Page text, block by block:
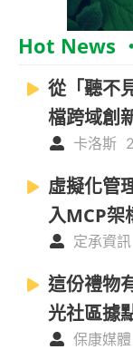
Hot News
從「聽不
檔跨域創
卡洛斯
虛擬化管
入MCP架
定承資訊
這份禮物
光社區據
保康媒體